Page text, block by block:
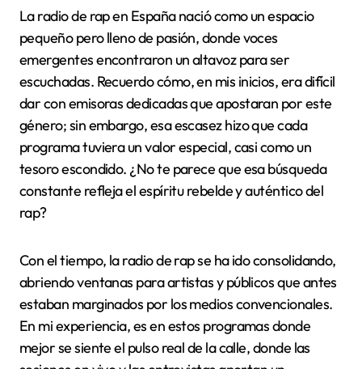
La radio de rap en España nació como un espacio
pequeño pero lleno de pasión, donde voces
emergentes encontraron un altavoz para ser
escuchadas. Recuerdo cómo, en mis inicios, era difícil
dar con emisoras dedicadas que apostaran por este
género; sin embargo, esa escasez hizo que cada
programa tuviera un valor especial, casi como un
tesoro escondido. ¿No te parece que esa búsqueda
constante refleja el espíritu rebelde y auténtico del
rap?
Con el tiempo, la radio de rap se ha ido consolidando,
abriendo ventanas para artistas y públicos que antes
estaban marginados por los medios convencionales.
En mi experiencia, es en estos programas donde
mejor se siente el pulso real de la calle, donde las